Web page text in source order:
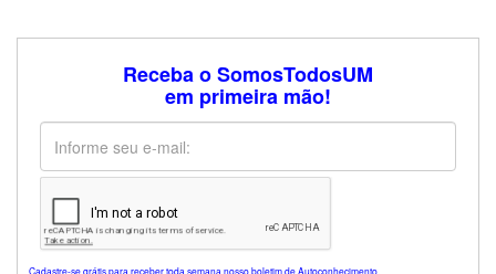
Receba o SomosTodosUM
em primeira mão!
Cadastre-se grátis para receber toda semana nosso boletim de Autoconhecimento.